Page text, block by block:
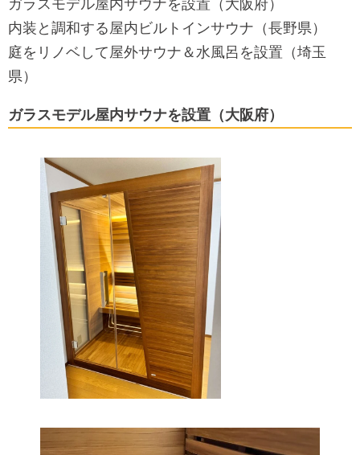
ガラスモデル屋内サウナを設置（大阪府）
内装と調和する屋内ビルトインサウナ（長野県）
庭をリノベして屋外サウナ＆水風呂を設置（埼玉
県）
ガラスモデル屋内サウナを設置（大阪府）